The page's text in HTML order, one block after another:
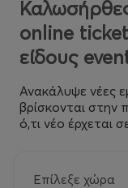
online
είδους
Ανακάλυψε νέες
βρίσκονται στην
ό,τι νέο έρχεται
Επίλεξε χώρα